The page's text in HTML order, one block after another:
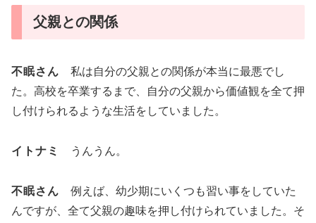
父親との関係
不眠さん 私は自分の父親との関係が本当に最悪でし
た。高校を卒業するまで、自分の父親から価値観を全て押
し付けられるような生活をしていました。
イトナミ うんうん。
不眠さん 例えば、幼少期にいくつも習い事をしていた
んですが、全て父親の趣味を押し付けられていました。そ